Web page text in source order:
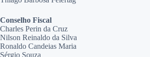
Conselho Fiscal
Charles Perin da Cruz
Nilson Reinaldo da Silva
Ronaldo Candeias Maria
Sérgio Souza